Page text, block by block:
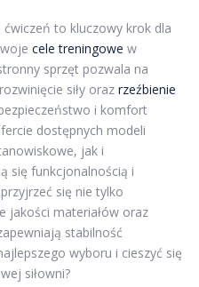
to kluczowy krok dla
cele treningowe w
sprzęt pozwala na
siły oraz rzeźbienie
i komfort
dostępnych modeli
jak i
się funkcjonalnością i
się nie tylko
jakości materiałów oraz
stabilność
wyboru i cieszyć się
siłowni?